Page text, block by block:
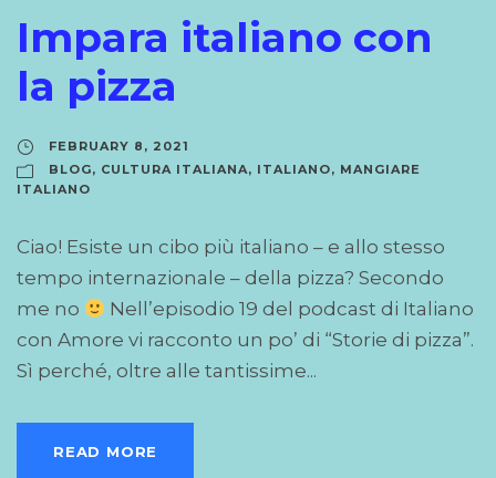
Impara italiano con
la pizza
FEBRUARY 8, 2021
BLOG, CULTURA ITALIANA, ITALIANO, MANGIARE
ITALIANO
Ciao! Esiste un cibo più italiano – e allo stesso
tempo internazionale – della pizza? Secondo
me no
Nell’episodio 19 del podcast di Italiano
con Amore vi racconto un po’ di “Storie di pizza”.
Sì perché, oltre alle tantissime...
READ MORE